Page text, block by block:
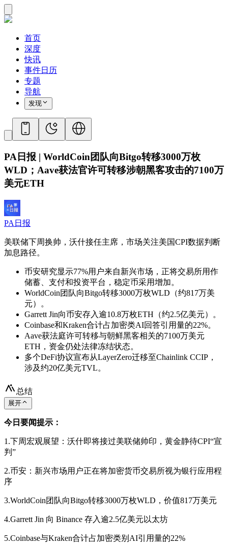
首页
深度
快讯
事件日历
专题
导航
发现
PA日报 | WorldCoin团队向Bitgo转移3000万枚
WLD；Aave获法官许可转移涉朝黑客攻击的7100万
美元ETH
PA日报
美联储下周换帅，沃什接任主席，市场关注美国CPI数据判断
加息路径。
币安研究显示77%用户来自新兴市场，正将交易所用作
储蓄、支付和投资平台，稳定币采用增加。
WorldCoin团队向Bitgo转移3000万枚WLD（约817万美
元）。
Garrett Jin向币安存入逾10.8万枚ETH（约2.5亿美元）。
Coinbase和Kraken合计占加密类AI回答引用量的22%。
Aave获法庭许可转移与朝鲜黑客相关的7100万美元
ETH，资金仍处法律冻结状态。
多个DeFi协议宣布从LayerZero迁移至Chainlink CCIP，
涉及约20亿美元TVL。
总结
展开
今日要闻提示：
1.下周宏观展望：沃什即将接过美联储帅印，黄金静待CPI“宣
判”
2.币安：新兴市场用户正在将加密货币交易所视为银行应用程
序
3.WorldCoin团队向Bitgo转移3000万枚WLD，价值817万美元
4.Garrett Jin 向 Binance 存入逾2.5亿美元以太坊
5.Coinbase与Kraken合计占加密类别AI引用量的22%